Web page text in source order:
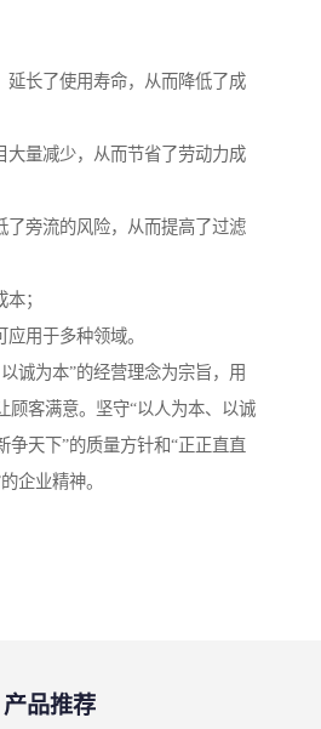
延长了使用寿命，从而降低了成
大量减少，从而节省了劳动力成
了旁流的风险，从而提高了过滤
；
用于多种领域。
诚为本”的经营理念为宗旨，用
顾客满意。坚守“以人为本、以诚
争天下”的质量方针和“正正直直
企业精神。
产品推荐